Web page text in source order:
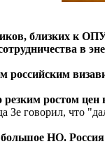
близких к
в
российским
ростом цен
Зе говорил, что
НО. Россия